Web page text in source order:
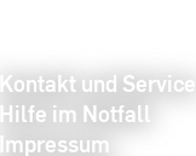
Kontakt und Service
Hilfe im Notfall
Impressum